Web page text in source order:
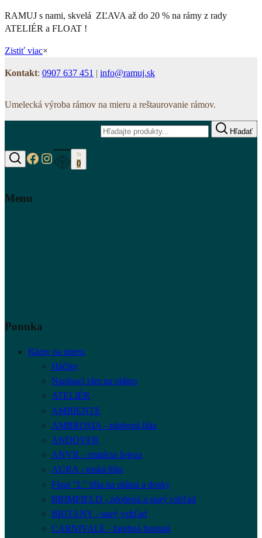
RAMUJ s nami, skvelá ZĽAVA až do 20 % na rámy z rady
ATELIÉR a FLOAT !
Zistiť viac×
Kontakt: 0907 637 451 | info@ramuj.sk
Umelecká výroba rámov na mieru a reštaurovanie rámov.
Hľadať
Hľadať
https://www.facebook.com/www.ramuj.sk
https://www.instagram.com/ramuj.sk
0
Menu
Ponuka
Rámy na mieru
Háčiky
Napínací rám na plátno
ATELIÉR
AMBIENTE
AMBROSIA - zdobená lišta
ANDOVER
ANVIL - imitácia železa
AURA - tenká lišta
Float "L" lišta na plátna a dosky
BRIMFIELD - zdobená a starý vzhľad
BRITANY - starý vzhľad
CARNIVALE - farebná hranatá